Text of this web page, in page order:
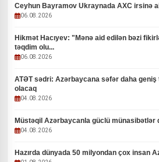
Ceyhun Bayramov Ukraynada AXC irsinə
06.08.2026
Hikmət Hacıyev: "Mənə aid edilən bəzi
təqdim olu...
06.08.2026
ATƏT sədri: Azərbaycana səfər daha geniş
olacaq
04.08.2026
Müstəqil Azərbaycanla güclü münasibətlər
04.08.2026
Hazırda dünyada 50 milyondan çox insan